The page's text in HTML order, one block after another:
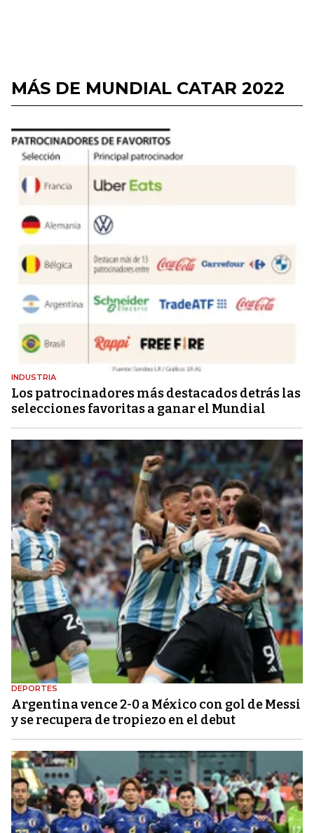
MÁS DE MUNDIAL CATAR 2022
INDUSTRIA
Los patrocinadores más destacados detrás las
selecciones favoritas a ganar el Mundial
DEPORTES
Argentina vence 2-0 a México con gol de Messi
y se recupera de tropiezo en el debut